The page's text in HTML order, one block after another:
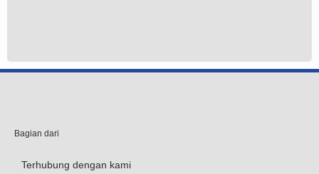
Bagian dari
Terhubung dengan kami